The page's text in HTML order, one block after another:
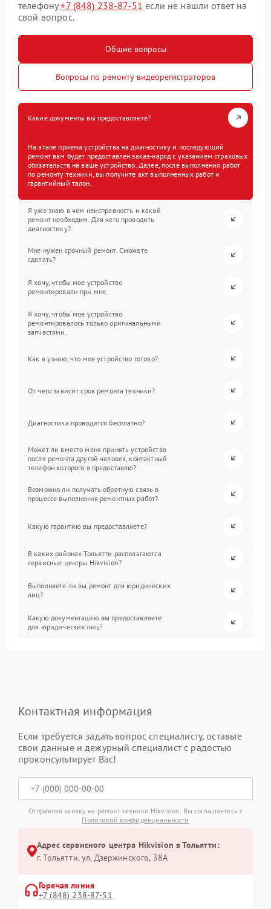
телефону+7 (848) 238-87-51 если не нашли ответ на
свой вопрос.
Общие вопросы
Вопросы по ремонту видеорегистраторов
Какие документы вы предоставляете?
На этапе приема устройства на диагностику и последующий
ремонт вам будет предоставлен заказ-наряд с указанием страховых
обязательств на ваше устройство. Далее, после выполнения работ
по ремонту техники, вы получите акт выполненных работ и
гарантийный талон.
Я уже знаю в чем неисправность и какой
ремонт необходим. Для чего проводить
диагностику?
Мне нужен срочный ремонт. Сможете
сделать?
Я хочу, чтобы мое устройство
ремонтировали при мне.
Я хочу, чтобы мое устройство
ремонтировалось только оригинальными
запчастями.
Как я узнаю, что мое устройство готово?
От чего зависит срок ремонта техники?
Диагностика проводится бесплатно?
Может ли вместо меня принять устройство
после ремонта другой человек, контактный
телефон которого я предоставлю?
Возможно ли получать обратную связь в
процессе выполнения ремонтных работ?
Какую гарантию вы предоставляете?
В каких районах Тольятти располагаются
сервисные центры Hikvision?
Выполняете ли вы ремонт для юридических
лиц?
Какую документацию вы предоставляете
для юридических лиц?
Контактная информация
Если требуется задать вопрос специалисту, оставьте
свои данные и дежурный специалист с радостью
проконсультирует Вас!
Отправляя заявку на ремонт техники Hikvision, Вы соглашаетесь с
Политикой конфиденциальности
Адрес сервисного центра Hikvision в Тольятти:
г. Тольятти, ул. Дзержинского, 38А
Горячая линия
+7 (848) 238-87-51